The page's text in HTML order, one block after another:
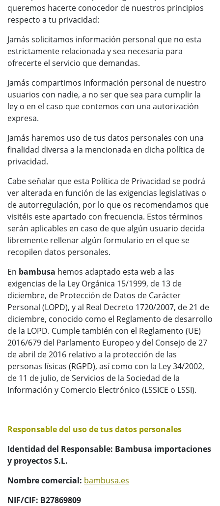
queremos hacerte conocedor de nuestros principios
respecto a tu privacidad:
Jamás solicitamos información personal que no esta
estrictamente relacionada y sea necesaria para
ofrecerte el servicio que demandas.
Jamás compartimos información personal de nuestro
usuarios con nadie, a no ser que sea para cumplir la
ley o en el caso que contemos con una autorización
expresa.
Jamás haremos uso de tus datos personales con una
finalidad diversa a la mencionada en dicha política de
privacidad.
Cabe señalar que esta Política de Privacidad se podrá
ver alterada en función de las exigencias legislativas o
de autorregulación, por lo que os recomendamos que
visitéis este apartado con frecuencia. Estos términos
serán aplicables en caso de que algún usuario decida
libremente rellenar algún formulario en el que se
recopilen datos personales.
En bambusa hemos adaptado esta web a las
exigencias de la Ley Orgánica 15/1999, de 13 de
diciembre, de Protección de Datos de Carácter
Personal (LOPD), y al Real Decreto 1720/2007, de 21 de
diciembre, conocido como el Reglamento de desarrollo
de la LOPD. Cumple también con el Reglamento (UE)
2016/679 del Parlamento Europeo y del Consejo de 27
de abril de 2016 relativo a la protección de las
personas físicas (RGPD), así como con la Ley 34/2002,
de 11 de julio, de Servicios de la Sociedad de la
Información y Comercio Electrónico (LSSICE o LSSI).
Responsable del uso de tus datos personales
Identidad del Responsable: Bambusa importaciones
y proyectos S.L.
Nombre comercial: bambusa.es
NIF/CIF: B27869809